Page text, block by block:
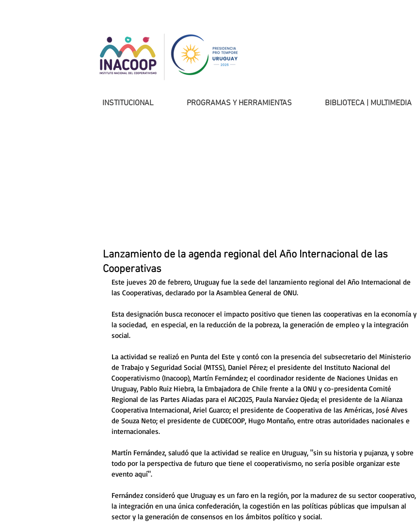
INSTITUCIONAL PROGRAMAS Y HERRAMIENTAS BIBLIOTECA | MULTIMEDIA
Lanzamiento de la agenda regional del Año Internacional de las
Cooperativas
Este jueves 20 de febrero, Uruguay fue la sede del lanzamiento regional del Año Internacional de
las Cooperativas, declarado por la Asamblea General de ONU.
Esta designación busca reconocer el impacto positivo que tienen las cooperativas en la economía y
la sociedad,  en especial, en la reducción de la pobreza, la generación de empleo y la integración
social.
La actividad se realizó en Punta del Este y contó con la presencia del subsecretario del Ministerio
de Trabajo y Seguridad Social (MTSS), Daniel Pérez; el presidente del Instituto Nacional del
Cooperativismo (Inacoop), Martín Fernández; el coordinador residente de Naciones Unidas en
Uruguay, Pablo Ruiz Hiebra, la Embajadora de Chile frente a la ONU y co-presidenta Comité
Regional de las Partes Aliadas para el AIC2025, Paula Narváez Ojeda; el presidente de la Alianza
Cooperativa Internacional, Ariel Guarco; el presidente de Cooperativa de las Américas, José Alves
de Souza Neto; el presidente de CUDECOOP, Hugo Montaño, entre otras autoridades nacionales e
internacionales.
Martín Fernández, saludó que la actividad se realice en Uruguay, "sin su historia y pujanza, y sobre
todo por la perspectiva de futuro que tiene el cooperativismo, no sería posible organizar este
evento aquí".
Fernández consideró que Uruguay es un faro en la región, por la madurez de su sector cooperativo,
la integración en una única confederación, la cogestión en las políticas públicas que impulsan al
sector y la generación de consensos en los ámbitos político y social.